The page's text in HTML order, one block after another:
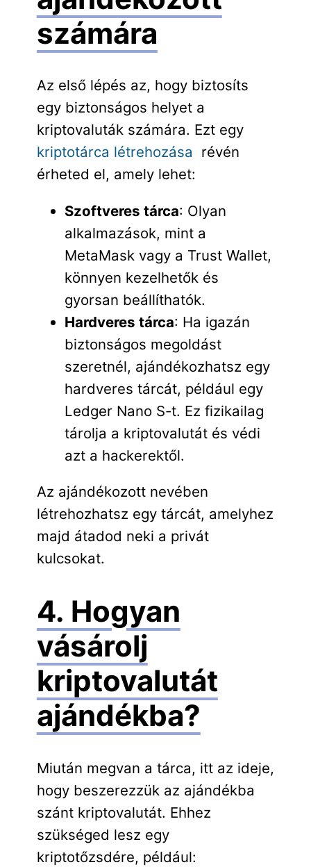
számára
Az első lépés az, hogy biztosíts
egy biztonságos helyet a
kriptovaluták számára. Ezt egy
kriptotárca létrehozása révén
érheted el, amely lehet:
Szoftveres tárca: Olyan
alkalmazások, mint a
MetaMask vagy a Trust Wallet,
könnyen kezelhetők és
gyorsan beállíthatók.
Hardveres tárca: Ha igazán
biztonságos megoldást
szeretnél, ajándékozhatsz egy
hardveres tárcát, például egy
Ledger Nano S-t. Ez fizikailag
tárolja a kriptovalutát és védi
azt a hackerektől.
Az ajándékozott nevében
létrehozhatsz egy tárcát, amelyhez
majd átadod neki a privát
kulcsokat.
4. Hogyan
vásárolj
kriptovalutát
ajándékba?
Miután megvan a tárca, itt az ideje,
hogy beszerezzük az ajándékba
szánt kriptovalutát. Ehhez
szükséged lesz egy
kriptotőzsdére, például: